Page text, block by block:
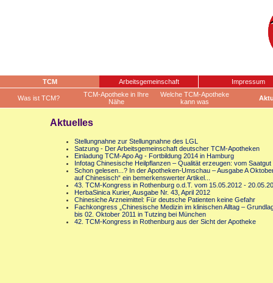
TCM Arbeitsgemeinschaft Impressum
Was ist TCM?
TCM-Apotheke in Ihre
Nähe
Welche TCM-Apotheke
kann was
Aktuelles
Stellungnahne zur Stellungnahne des LGL
Satzung - Der Arbeitsgemeinschaft deutscher TCM-Apotheken
Einladung TCM-Apo Ag - Fortbildung 2014 in Hamburg
Infotag Chinesische Heilpflanzen – Qualität erzeugen: vom
Schon gelesen...? In der Apotheken-Umschau – Ausgabe A
auf Chinesisch“ ein bemerkenswerter Artikel...
43. TCM-Kongress in Rothenburg o.d.T. vom 15.05.2012 -
HerbaSinica Kurier, Ausgabe Nr. 43, April 2012
Chinesiche Arzneimittel: Für deutsche Patienten keine Gefahr
Fachkongress „Chinesische Medizin im klinischen Alltag –
bis 02. Oktober 2011 in Tutzing bei München
42. TCM-Kongress in Rothenburg aus der Sicht der Apotheke